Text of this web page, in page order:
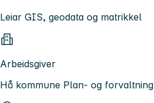
Leiar GIS, geodata og matrikkel
Arbeidsgiver
Hå kommune Plan- og forvaltning